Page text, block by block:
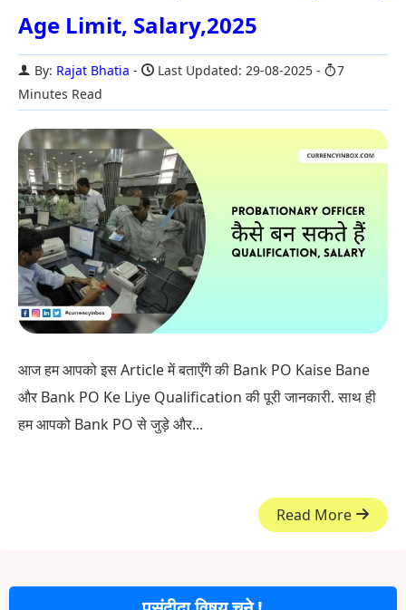
Age Limit, Salary,2025
By: Rajat Bhatia Last Updated: 29-08-2025
7
Minutes Read
आज हम आपको इस Article में बताएँगे की Bank PO Kaise Bane
और Bank PO Ke Liye Qualification की पूरी जानकारी. साथ ही
हम आपको Bank PO से जुड़े और...
Read More